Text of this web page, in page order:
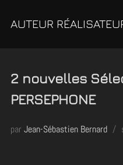
AUTEUR
2 nouvelles
PERSEPHONE
par Jean-Sébastien Bernard